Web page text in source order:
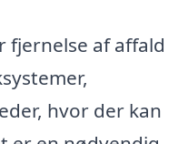
fjernelse af affald
hvor der kan